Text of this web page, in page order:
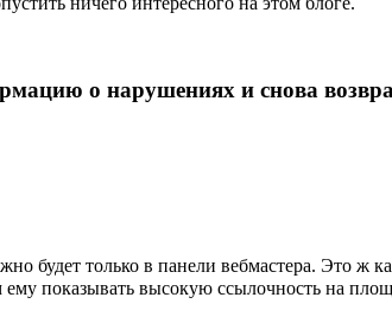
о нарушениях и снова
будет только в панели вебмастера. Это ж
ему показывать высокую ссылочность на